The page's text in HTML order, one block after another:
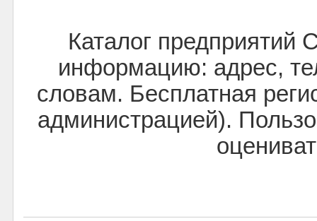
Каталог предприятий
информацию: адрес,
словам. Бесплатная
администрацией).